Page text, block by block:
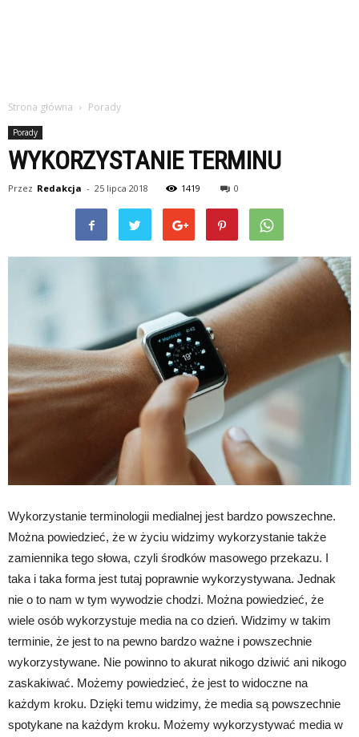
Strona główna Porady
Porady
WYKORZYSTANIE TERMINU
Przez Redakcja - 25 lipca 2018 1419 0
Wykorzystanie terminologii medialnej jest bardzo powszechne.
Można powiedzieć, że w życiu widzimy wykorzystanie także
zamiennika tego słowa, czyli środków masowego przekazu. I
taka i taka forma jest tutaj poprawnie wykorzystywana. Jednak
nie o to nam w tym wywodzie chodzi. Można powiedzieć, że
wiele osób wykorzystuje media na co dzień. Widzimy w takim
terminie, że jest to na pewno bardzo ważne i powszechnie
wykorzystywane. Nie powinno to akurat nikogo dziwić ani nikogo
zaskakiwać. Możemy powiedzieć, że jest to widoczne na
każdym kroku. Dzięki temu widzimy, że media są powszechnie
spotykane na każdym kroku. Możemy wykorzystywać media w